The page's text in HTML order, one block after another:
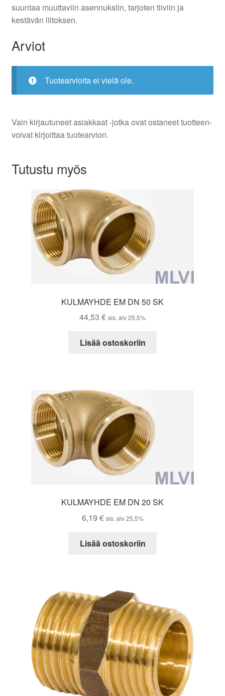
suuntaa muuttaviin asennuksiin, tarjoten tiiviin ja
kestävän liitoksen.
Arviot
Tuotearvioita ei vielä ole.
Vain kirjautuneet asiakkaat -jotka ovat ostaneet tuotteen-
voivat kirjoittaa tuotearvion.
Tutustu myös
KULMAYHDE EM DN 50 SK
44,53 € sis. alv 25,5%
Lisää ostoskoriin
KULMAYHDE EM DN 20 SK
6,19 € sis. alv 25,5%
Lisää ostoskoriin